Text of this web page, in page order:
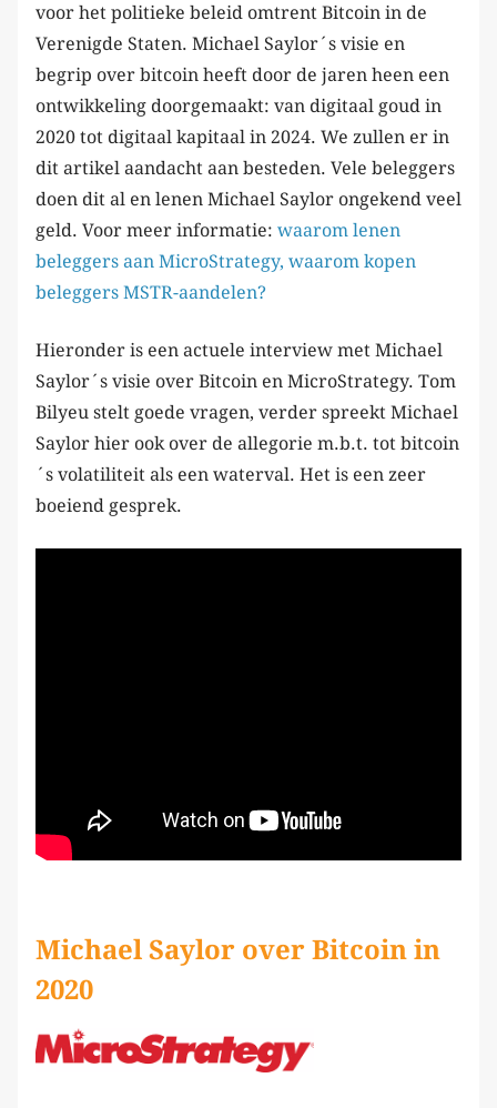
voor het politieke beleid omtrent Bitcoin in de
Verenigde Staten. Michael Saylor´s visie en
begrip over bitcoin heeft door de jaren heen een
ontwikkeling doorgemaakt: van digitaal goud in
2020 tot digitaal kapitaal in 2024. We zullen er in
dit artikel aandacht aan besteden. Vele beleggers
doen dit al en lenen Michael Saylor ongekend veel
geld. Voor meer informatie: waarom lenen
beleggers aan MicroStrategy, waarom kopen
beleggers MSTR-aandelen?
Hieronder is een actuele interview met Michael
Saylor´s visie over Bitcoin en MicroStrategy. Tom
Bilyeu stelt goede vragen, verder spreekt Michael
Saylor hier ook over de allegorie m.b.t. tot bitcoin
´s volatiliteit als een waterval. Het is een zeer
boeiend gesprek.
Michael Saylor over Bitcoin in
2020